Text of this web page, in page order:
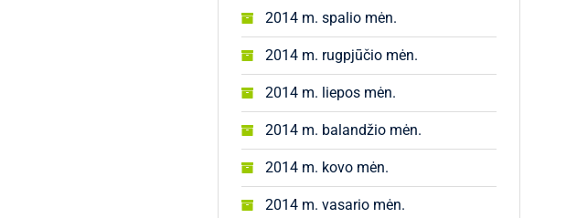
2014 m. spalio mėn.
2014 m. rugpjūčio mėn.
2014 m. liepos mėn.
2014 m. balandžio mėn.
2014 m. kovo mėn.
2014 m. vasario mėn.